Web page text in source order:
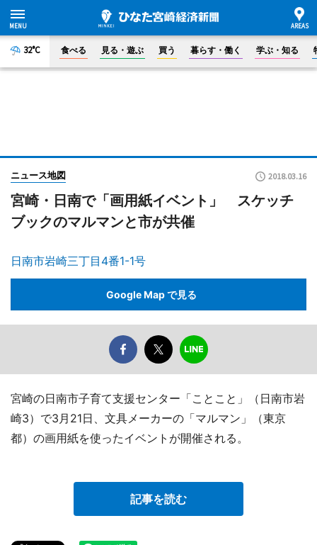
32°C 食べる 見る・遊ぶ 買う 暮らす・働く 学ぶ・知る
ニュース地図 2018.03.16
宮崎・日南で「画用紙イベント」 スケッチ
ブックのマルマンと市が共催
日南市岩崎三丁目4番1-1号
Google Map で見る
宮崎の日南市子育て支援センター「ことこと」（日南市岩
崎3）で3月21日、文具メーカーの「マルマン」（東京
都）の画用紙を使ったイベントが開催される。
記事を読む